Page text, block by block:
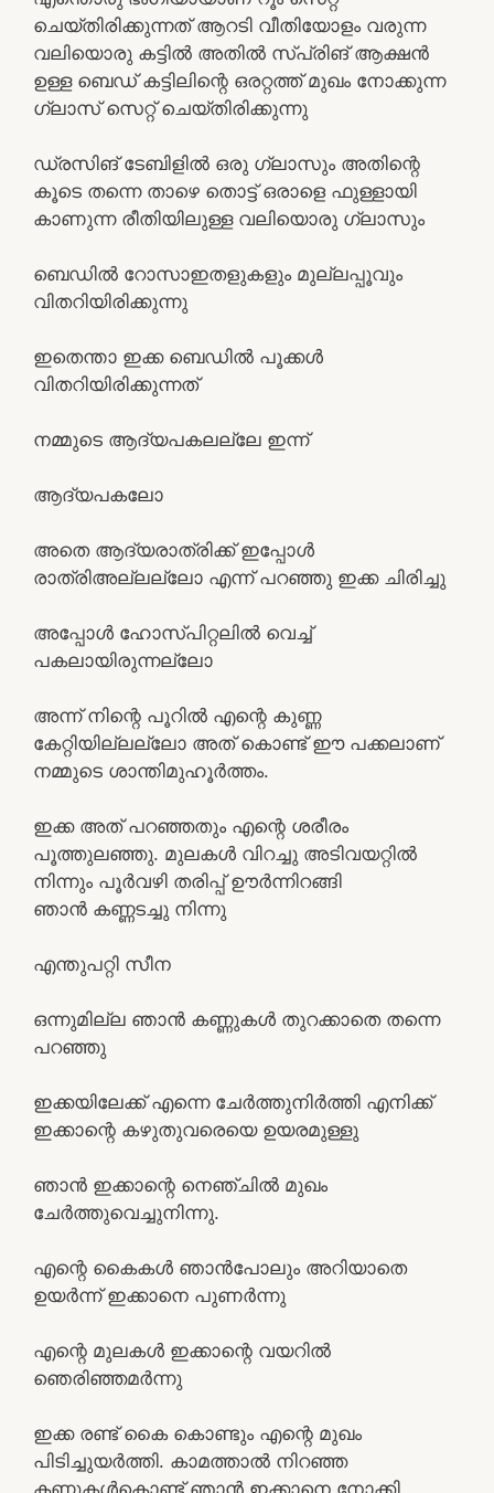
ചെയ്തിരിക്കുന്നത് ആറടി വീതിയോളം വരുന്ന
വലിയൊരു കട്ടിൽ അതിൽ സ്പ്രിങ് ആക്ഷൻ
ഉള്ള ബെഡ് കട്ടിലിന്റെ ഒരറ്റത്ത് മുഖം നോക്കുന്ന
ഗ്ലാസ് സെറ്റ് ചെയ്തിരിക്കുന്നു
ഡ്രസിങ് ടേബിളിൽ ഒരു ഗ്ലാസും അതിന്റെ
കൂടെ തന്നെ താഴെ തൊട്ട് ഒരാളെ ഫുള്ളായി
കാണുന്ന രീതിയിലുള്ള വലിയൊരു ഗ്ലാസും
ബെഡിൽ റോസാഇതളുകളും മുല്ലപ്പൂവും
വിതറിയിരിക്കുന്നു
ഇതെന്താ ഇക്ക ബെഡിൽ പൂക്കൾ
വിതറിയിരിക്കുന്നത്
നമ്മുടെ ആദ്യപകലല്ലേ ഇന്ന്
ആദ്യപകലോ
അതെ ആദ്യരാത്രിക്ക് ഇപ്പോൾ
രാത്രിഅല്ലല്ലോ എന്ന് പറഞ്ഞു ഇക്ക ചിരിച്ചു
അപ്പോൾ ഹോസ്പിറ്റലിൽ വെച്ച്
പകലായിരുന്നല്ലോ
അന്ന് നിന്റെ പൂറിൽ എന്റെ കുണ്ണ
കേറ്റിയില്ലല്ലോ അത് കൊണ്ട് ഈ പക്കലാണ്
നമ്മുടെ ശാന്തിമുഹൂർത്തം.
ഇക്ക അത് പറഞ്ഞതും എന്റെ ശരീരം
പൂത്തുലഞ്ഞു. മുലകൾ വിറച്ചു അടിവയറ്റിൽ
നിന്നും പൂർവഴി തരിപ്പ് ഊർന്നിറങ്ങി
ഞാൻ കണ്ണടച്ചു നിന്നു
എന്തുപറ്റി സീന
ഒന്നുമില്ല ഞാൻ കണ്ണുകൾ തുറക്കാതെ തന്നെ
പറഞ്ഞു
ഇക്കയിലേക്ക് എന്നെ ചേർത്തുനിർത്തി എനിക്ക്
ഇക്കാന്റെ കഴുതുവരെയെ ഉയരമുള്ളു
ഞാൻ ഇക്കാന്റെ നെഞ്ചിൽ മുഖം
ചേർത്തുവെച്ചുനിന്നു.
എന്റെ കൈകൾ ഞാൻപോലും അറിയാതെ
ഉയർന്ന് ഇക്കാനെ പുണർന്നു
എന്റെ മുലകൾ ഇക്കാന്റെ വയറിൽ
ഞെരിഞ്ഞമർന്നു
ഇക്ക രണ്ട് കൈ കൊണ്ടും എന്റെ മുഖം
പിടിച്ചുയർത്തി. കാമത്താൽ നിറഞ്ഞ
കണ്ണുകൾകൊണ്ട് ഞാൻ ഇക്കാനെ നോക്കി